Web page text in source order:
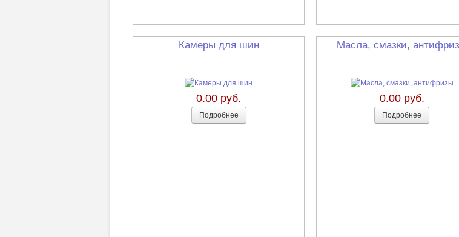
Камеры для шин
0.00 руб.
Подробнее
Масла, смазки,
0.00 руб.
Подробнее